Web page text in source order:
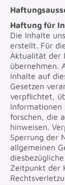
Haftung für
Die Inhalte
erstellt. Für
Aktualität der
übernehmen.
Inhalte auf
Gesetzen
verpflichtet,
Informationen
forschen, die
hinweisen.
Sperrung der
allgemeinen
Zeitpunkt der